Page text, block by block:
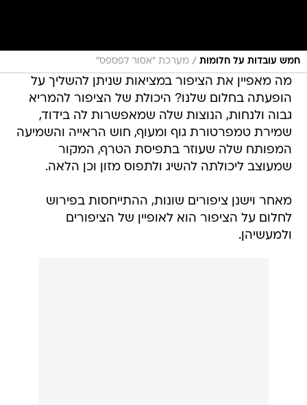
חמש עובדות על חלומות / מערכת "אסור לפספס"
מה מאפיין את הציפור במציאות שניתן להשליך על
הופעתה בחלום שלנו? היכולת של הציפור להמריא
גבוה ולנחות, הנוצות שלה שמאפשרות לה בידוד,
שמירת טמפרטורת גוף ומעוף, חוש הראייה והשמיעה
המפותח שלה שעוזר בתפיסת הטרף, המקור
שמעוצב ליכולתה להשיג ולתפוס מזון וכן הלאה.
מאחר וישנן ציפורים שונות, ההתייחסות בפירוש
לחלום על הציפור הוא לאופיין של הציפורים
ולמעשיהן.